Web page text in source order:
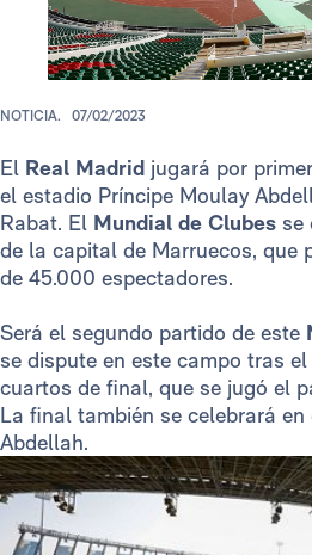
NOTICIA. 07/02/2023
El Real Madrid jugará por
el estadio Príncipe Moulay
Rabat. El Mundial de Clubes se
de la capital de Marruecos, que
de 45.000 espectadores.
Será el segundo partido de este
se dispute en este campo tras
cuartos de final, que se jugó el
La final también se celebrará
Abdellah.